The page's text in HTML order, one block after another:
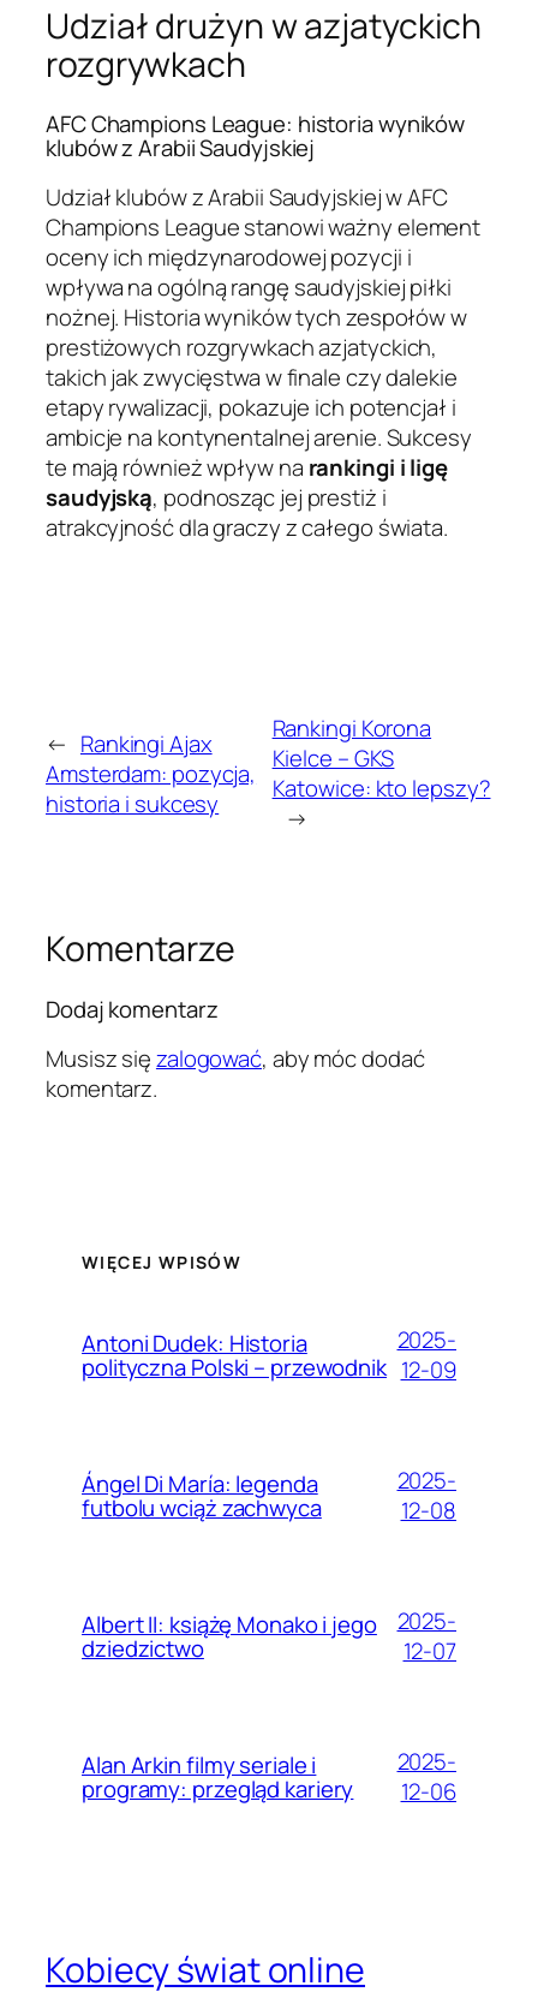
Udział drużyn w azjatyckich
rozgrywkach
AFC Champions League: historia wyników
klubów z Arabii Saudyjskiej
Udział klubów z Arabii Saudyjskiej w AFC
Champions League stanowi ważny element
oceny ich międzynarodowej pozycji i
wpływa na ogólną rangę saudyjskiej piłki
nożnej. Historia wyników tych zespołów w
prestiżowych rozgrywkach azjatyckich,
takich jak zwycięstwa w finale czy dalekie
etapy rywalizacji, pokazuje ich potencjał i
ambicje na kontynentalnej arenie. Sukcesy
te mają również wpływ na rankingi i ligę
saudyjską, podnosząc jej prestiż i
atrakcyjność dla graczy z całego świata.
← Rankingi Ajax
Amsterdam: pozycja,
historia i sukcesy
Rankingi Korona
Kielce – GKS
Katowice: kto lepszy?
→
Komentarze
Dodaj komentarz
Musisz sięzalogować, aby móc dodać
komentarz.
WIĘCEJ WPISÓW
Antoni Dudek: Historia
polityczna Polski – przewodnik
2025-
12-09
Ángel Di María: legenda
futbolu wciąż zachwyca
2025-
12-08
Albert II: książę Monako i jego
dziedzictwo
2025-
12-07
Alan Arkin filmy seriale i
programy: przegląd kariery
2025-
12-06
Kobiecy świat online